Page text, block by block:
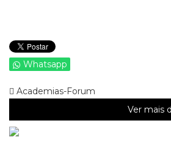
Whatsapp
Academias-Forum
Ver mais